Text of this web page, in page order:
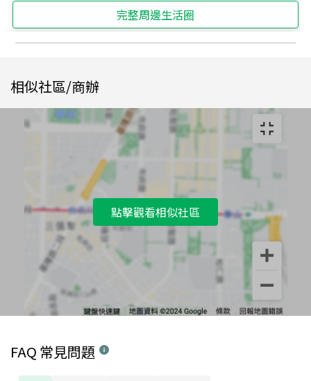
完整周邊生活圈
相似社區/商辦
點擊觀看相似社區
FAQ 常見問題